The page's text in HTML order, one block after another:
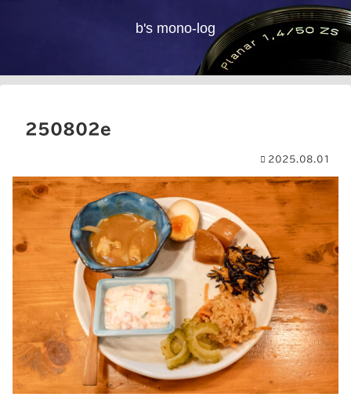
b's mono-log
250802e
2025.08.01